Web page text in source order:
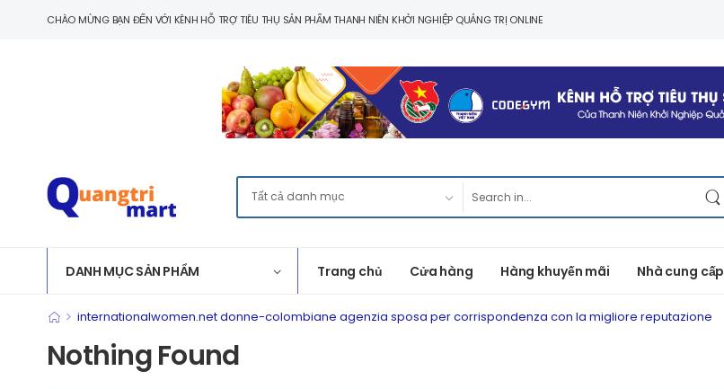
CHÀO MỪNG BẠN ĐẾN VỚI KÊNH HỖ TRỢ TIÊU THỤ SẢN PHẨM THANH NIÊN KHỞI NGHIỆP QUẢNG TRỊ ONLINE
DANH MỤC SẢN PHẨM Trang chủ Cửa hàng Hàng khuyến mãi Nhà cung cấp
> internationalwomen.net donne-colombiane agenzia sposa per corrispondenza con la migliore reputazione
Nothing Found